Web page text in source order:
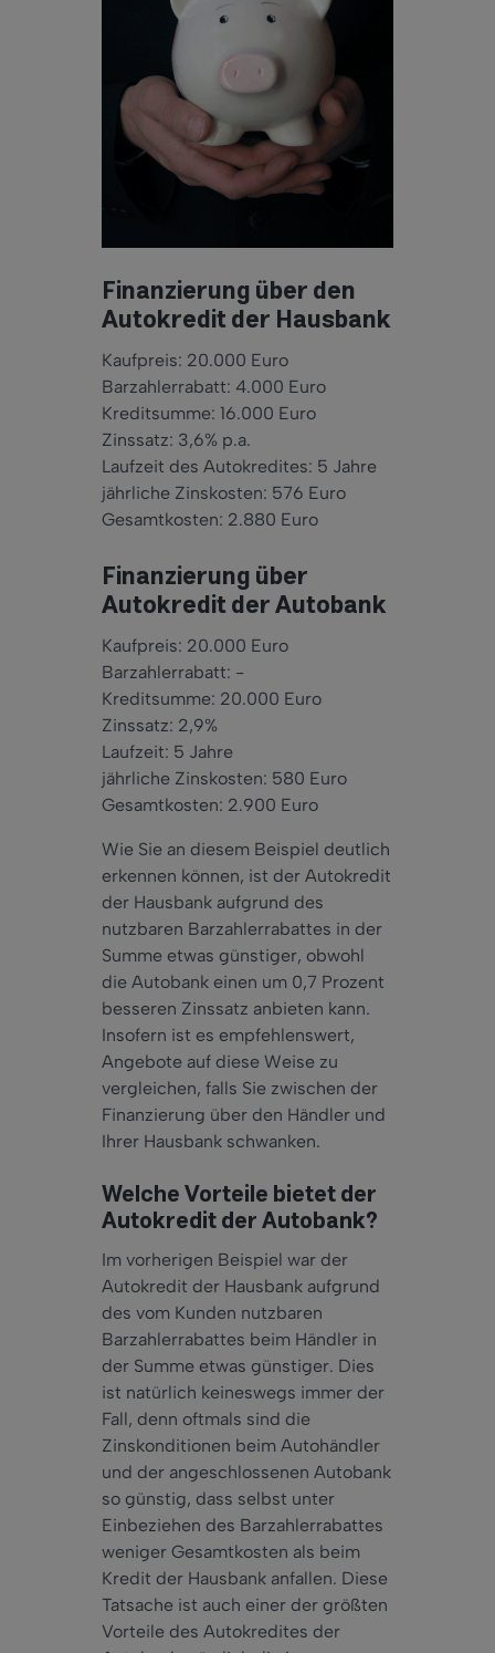
Finanzierung über den
Autokredit der Hausbank
Kaufpreis: 20.000 Euro
Barzahlerrabatt: 4.000 Euro
Kreditsumme: 16.000 Euro
Zinssatz: 3,6% p.a.
Laufzeit des Autokredites: 5 Jahre
jährliche Zinskosten: 576 Euro
Gesamtkosten: 2.880 Euro
Finanzierung über
Autokredit der Autobank
Kaufpreis: 20.000 Euro
Barzahlerrabatt: -
Kreditsumme: 20.000 Euro
Zinssatz: 2,9%
Laufzeit: 5 Jahre
jährliche Zinskosten: 580 Euro
Gesamtkosten: 2.900 Euro
Wie Sie an diesem Beispiel deutlich
erkennen können, ist der Autokredit
der Hausbank aufgrund des
nutzbaren Barzahlerrabattes in der
Summe etwas günstiger, obwohl
die Autobank einen um 0,7 Prozent
besseren Zinssatz anbieten kann.
Insofern ist es empfehlenswert,
Angebote auf diese Weise zu
vergleichen, falls Sie zwischen der
Finanzierung über den Händler und
Ihrer Hausbank schwanken.
Welche Vorteile bietet der
Autokredit der Autobank?
Im vorherigen Beispiel war der
Autokredit der Hausbank aufgrund
des vom Kunden nutzbaren
Barzahlerrabattes beim Händler in
der Summe etwas günstiger. Dies
ist natürlich keineswegs immer der
Fall, denn oftmals sind die
Zinskonditionen beim Autohändler
und der angeschlossenen Autobank
so günstig, dass selbst unter
Einbeziehen des Barzahlerrabattes
weniger Gesamtkosten als beim
Kredit der Hausbank anfallen. Diese
Tatsache ist auch einer der größten
Vorteile des Autokredites der